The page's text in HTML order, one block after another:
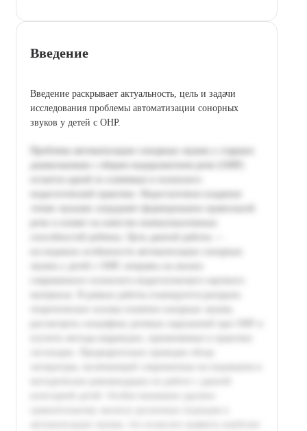
Введение
Введение раскрывает актуальность, цель и задачи
исследования проблемы автоматизации сонорных
звуков у детей с ОНР.